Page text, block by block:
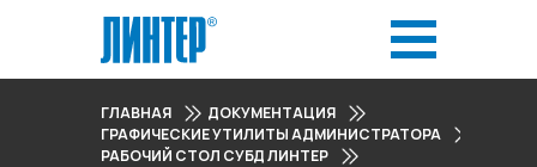
ГЛАВНАЯ
ДОКУМЕНТАЦИЯ
ГРАФИЧЕСКИЕ УТИЛИТЫ АДМИНИСТРАТОРА
РАБОЧИЙ СТОЛ СУБД ЛИНТЕР